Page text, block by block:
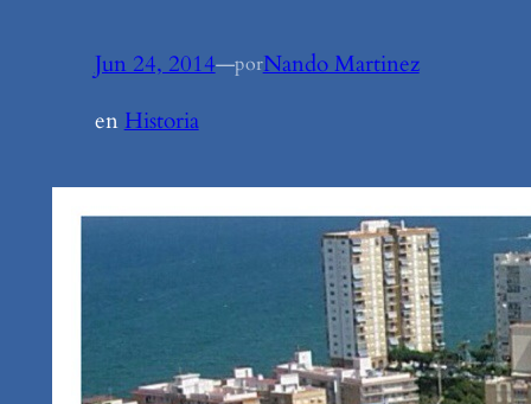
Jun 24, 2014—porNando Martinez
en Historia